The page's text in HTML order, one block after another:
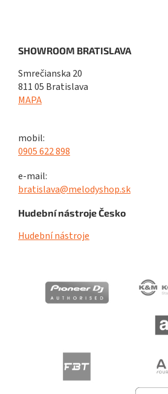
SHOWROOM BRATISLAVA
Smrečianska 20
811 05 Bratislava
MAPA
mobil:
0905 622 898
e-mail:
bratislava@melodyshop.sk
Hudební nástroje Česko
Hudební nástroje